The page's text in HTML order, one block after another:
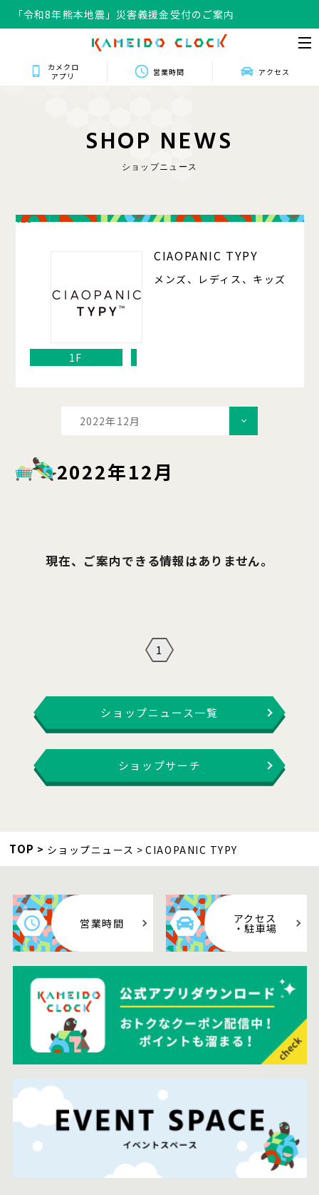
「令和8年熊本地震」災害義援金受付のご案内
カメクロ
アプリ
営業時間 アクセス
SHOP NEWS
ショップニュース
125
CIAOPANIC TYPY
メンズ、レディス、キッズ
1F
2022年12月
2022年12月
現在、ご案内できる情報はありません。
1
ショップニュース一覧
ショップサーチ
TOP ショップニュース CIAOPANIC TYPY
営業時間 アクセス
・駐車場